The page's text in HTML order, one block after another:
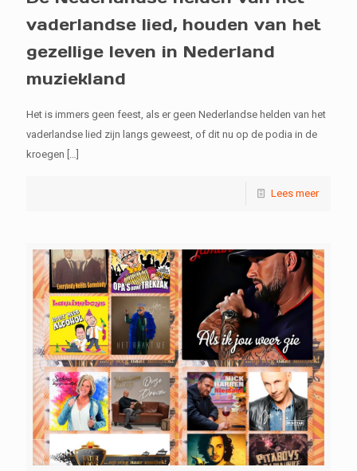
vaderlandse lied, houden van het
gezellige leven in Nederland
muziekland
Het is immers geen feest, als er geen Nederlandse helden van het
vaderlandse lied zijn langs geweest, of dit nu op de podia in de
kroegen
Lees meer